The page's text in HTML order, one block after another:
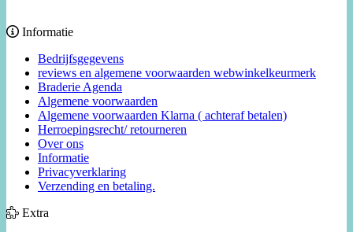
Informatie
Bedrijfsgegevens
reviews en algemene voorwaarden webwinkelkeurmerk
Braderie Agenda
Algemene voorwaarden
Algemene voorwaarden Klarna ( achteraf betalen)
Herroepingsrecht/ retourneren
Over ons
Informatie
Privacyverklaring
Verzending en betaling.
Extra